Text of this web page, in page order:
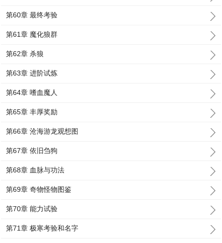
第60章 最终考验
第61章 魔化狼群
第62章 杀狼
第63章 进阶试炼
第64章 嗜血魔人
第65章 丰厚奖励
第66章 沧海游龙观想图
第67章 依旧刍狗
第68章 血脉与功法
第69章 奇物怪物图鉴
第70章 能力试验
第71章 极寒考验和名字